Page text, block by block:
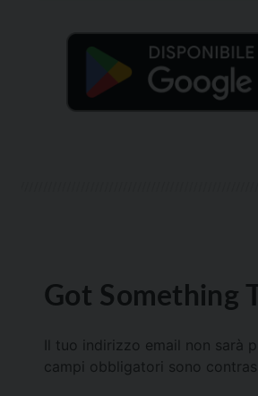
Got Something
Il tuo indirizzo email non sarà
campi obbligatori sono